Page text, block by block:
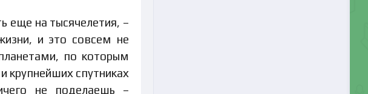
еще на тысячелетия, –
и это совсем не
по которым
крупнейших спутниках
не поделаешь –